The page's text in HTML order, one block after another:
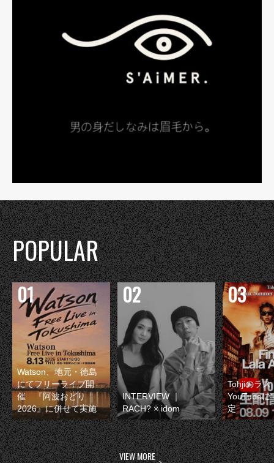
POPULAR
Watson、地元・徳島
にてフリーライブ開
催 『阿波おどり
2026』に併せて実施
INTERVIEW ｜
RACH? × idom
Tohjiのラス
YouTubeに
定
VIEW MORE